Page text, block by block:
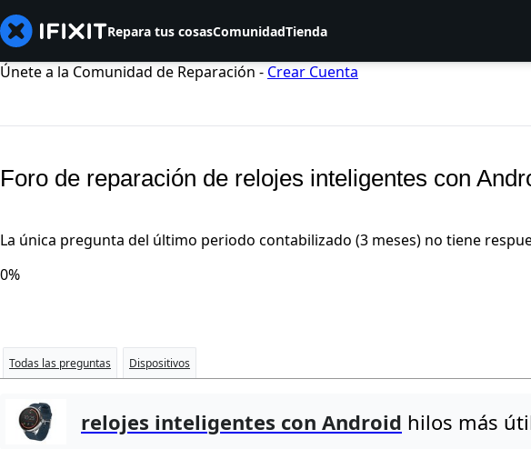
Repara tus cosasComunidadTienda
Únete a la Comunidad de Reparación - Crear Cuenta
Foro de reparación de relojes inteligentes con
La única pregunta del último periodo contabilizado (3 meses) no tiene
0%
Todas las preguntas Dispositivos
relojes inteligentes con Android hilos más